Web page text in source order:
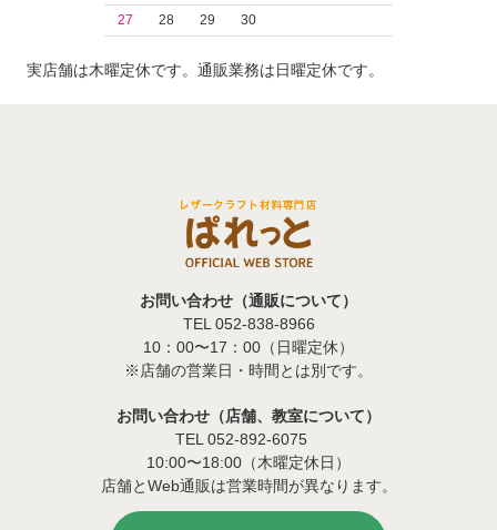
27
28 29 30
実店舗は木曜定休です。通販業務は日曜定休です。
お問い合わせ（通販について）
TEL 052-838-8966
10：00〜17：00（日曜定休）
※店舗の営業日・時間とは別です。
お問い合わせ（店舗、教室について）
TEL 052-892-6075
10:00〜18:00（木曜定休日）
店舗とWeb通販は営業時間が異なります。